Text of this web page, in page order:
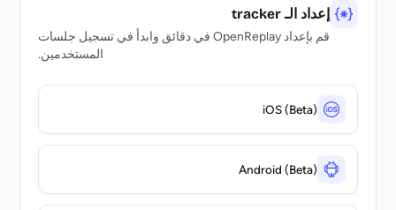
إعداد الـ tracker
قم بإعداد OpenReplay في دقائق وابدأ في تسجيل جلسات
المستخدمين.
iOS (Beta)
Android (Beta)